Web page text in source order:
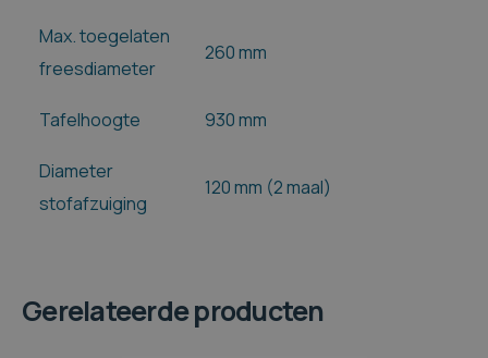
Max. toegelaten
freesdiameter
260 mm
Tafelhoogte 930 mm
Diameter
stofafzuiging
120 mm (2 maal)
Gerelateerde producten